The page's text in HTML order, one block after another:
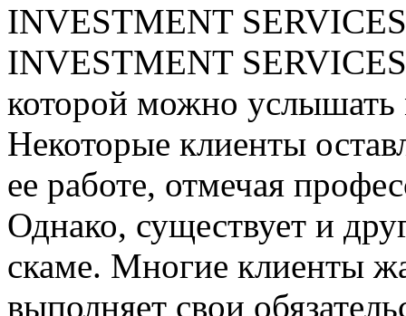
INVESTMENT
INVESTMENT
которой можно
Некоторые клиенты
ее работе, отмечая
Однако, существует и
скаме. Многие клиенты
выполняет свои